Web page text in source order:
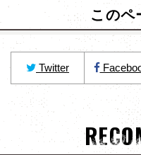
このペ
Twitter